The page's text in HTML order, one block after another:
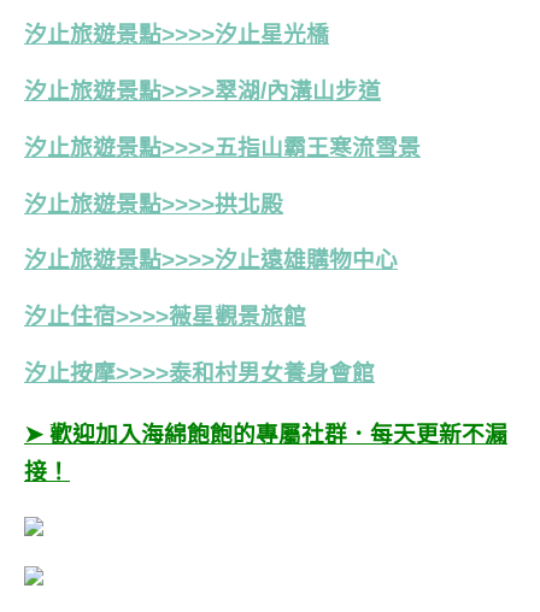
汐止旅遊景點>>>>汐止星光橋
汐止旅遊景點>>>>翠湖/內溝山步道
汐止旅遊景點>>>>五指山霸王寒流雪景
汐止旅遊景點>>>>拱北殿
汐止旅遊景點>>>>汐止遠雄購物中心
汐止住宿>>>>薇星觀景旅館
汐止按摩>>>>泰和村男女養身會館
➤ 歡迎加入海綿飽飽的專屬社群．每天更新不漏
接！